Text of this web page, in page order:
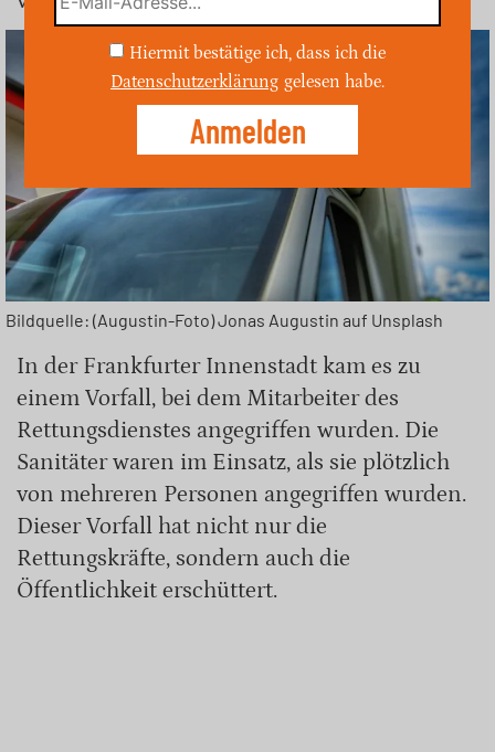
Bildquelle: (Augustin-Foto) Jonas Augustin auf Unsplash
In der Frankfurter Innenstadt kam es zu
einem Vorfall, bei dem Mitarbeiter des
Rettungsdienstes angegriffen wurden. Die
Sanitäter waren im Einsatz, als sie plötzlich
von mehreren Personen angegriffen wurden.
Dieser Vorfall hat nicht nur die
Rettungskräfte, sondern auch die
Öffentlichkeit erschüttert.
Hiermit bestätige ich, dass ich die
Datenschutzerklärung gelesen habe.